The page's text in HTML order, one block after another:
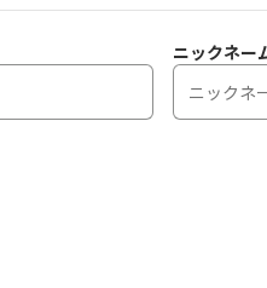
ニックネー